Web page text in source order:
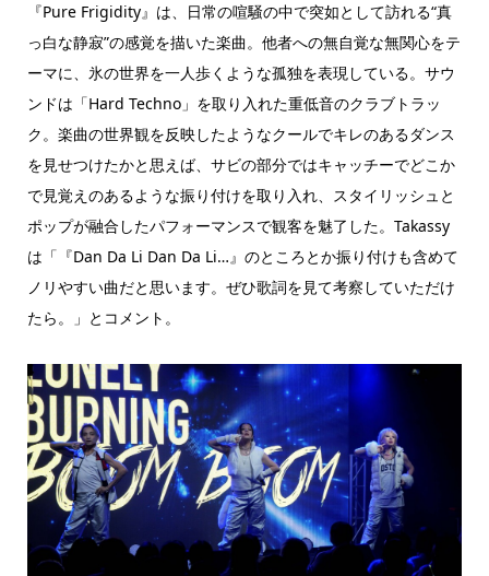
『Pure Frigidity』は、日常の喧騒の中で突如として訪れる“真
っ白な静寂”の感覚を描いた楽曲。他者への無自覚な無関心をテ
ーマに、氷の世界を一人歩くような孤独を表現している。サウ
ンドは「Hard Techno」を取り入れた重低音のクラブトラッ
ク。楽曲の世界観を反映したようなクールでキレのあるダンス
を見せつけたかと思えば、サビの部分ではキャッチーでどこか
で見覚えのあるような振り付けを取り入れ、スタイリッシュと
ポップが融合したパフォーマンスで観客を魅了した。Takassy
は「『Dan Da Li Dan Da Li…』のところとか振り付けも含めて
ノリやすい曲だと思います。ぜひ歌詞を見て考察していただけ
たら。」とコメント。